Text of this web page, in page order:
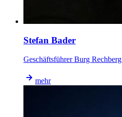
Stefan Bader
Geschäftsführer Burg Rechberg
mehr